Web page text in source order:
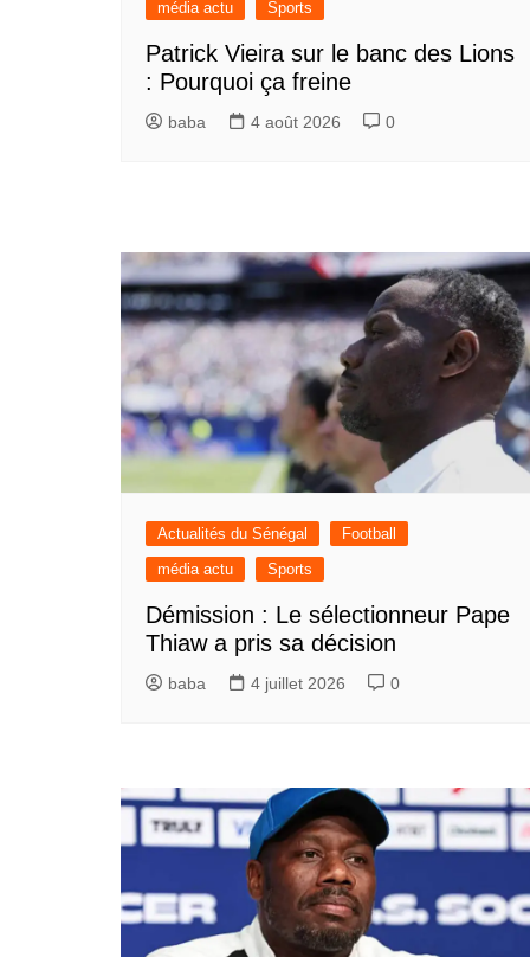
média actu
Sports
Patrick Vieira sur le banc des Lions
: Pourquoi ça freine
baba 4 août 2026 0
Actualités du Sénégal
Football
média actu
Sports
Démission : Le sélectionneur Pape
Thiaw a pris sa décision
baba 4 juillet 2026 0